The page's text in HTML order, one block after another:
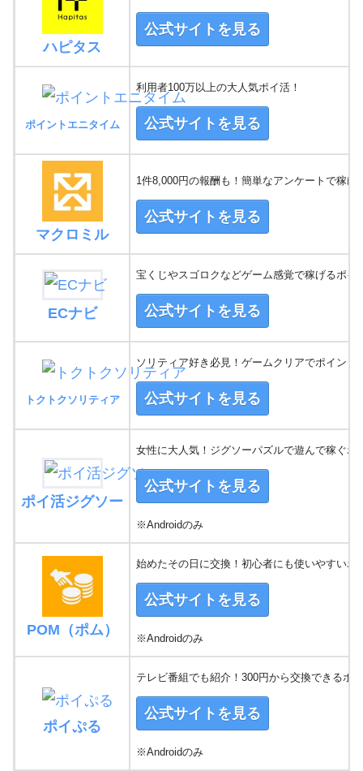
ハピタス
公式サイトを見る
ポイントエニタイム
利用者100万以上の大人気ポイ活！
公式サイトを見る
マクロミル
1件8,000円の報酬も！簡単なアンケートで稼げ
公式サイトを見る
ECナビ
宝くじやスゴロクなどゲーム感覚で稼げるポイ
公式サイトを見る
トクトクソリティア
ソリティア好き必見！ゲームクリアでポイント
公式サイトを見る
ポイ活ジグソー
女性に大人気！ジグソーパズルで遊んで稼ぐポ
公式サイトを見る
※Androidのみ
POM（ポム）
始めたその日に交換！初心者にも使いやすいポ
公式サイトを見る
※Androidのみ
ポイぷる
テレビ番組でも紹介！300円から交換できるポ
公式サイトを見る
※Androidのみ